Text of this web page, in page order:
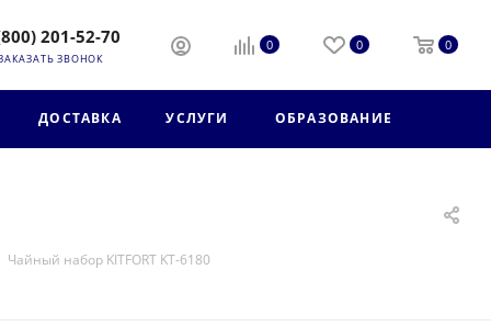
201-52-70
ЗВОНОК
0 0 0
ДОСТАВКА УСЛУГИ ОБРАЗОВАНИЕ
Чайный набор KITFORT KТ-6180